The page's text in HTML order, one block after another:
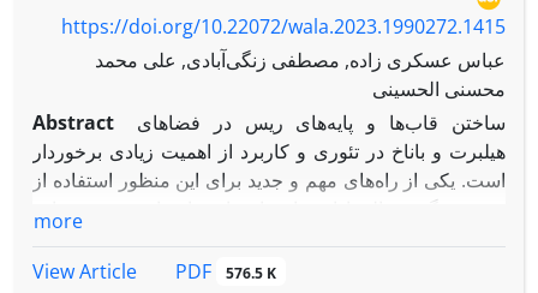
https://doi.org/10.22072/wala.2023.1990272.1415
عباس عسکری زاده, مصطفی زنگی‌آبادی, علی محمد
محسنی الحسینی
Abstract
ساختن قاب‌ها و پایه‌های ریس در فضاهای
هیلبرت و باناخ در تئوری و کاربرد از اهمیت زیادی برخوردار
است. یکی از راه‌های مهم و جدید برای این منظور استفاده از
درهم‌تنیدگی دنباله‌ها اعم از قاب‌ها و پایه‌های ریس در این
یک قاب مقرون به‌ صرفه‌تر بوده و تغییر در چیدمان را می‌توان
more
View Article
PDF 576.5 K